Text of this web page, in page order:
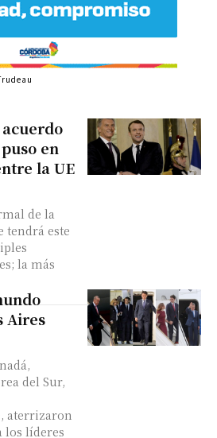
en
la UE
de la
tendrá este
la más
Aires
del Sur,
aterrizaron
los líderes